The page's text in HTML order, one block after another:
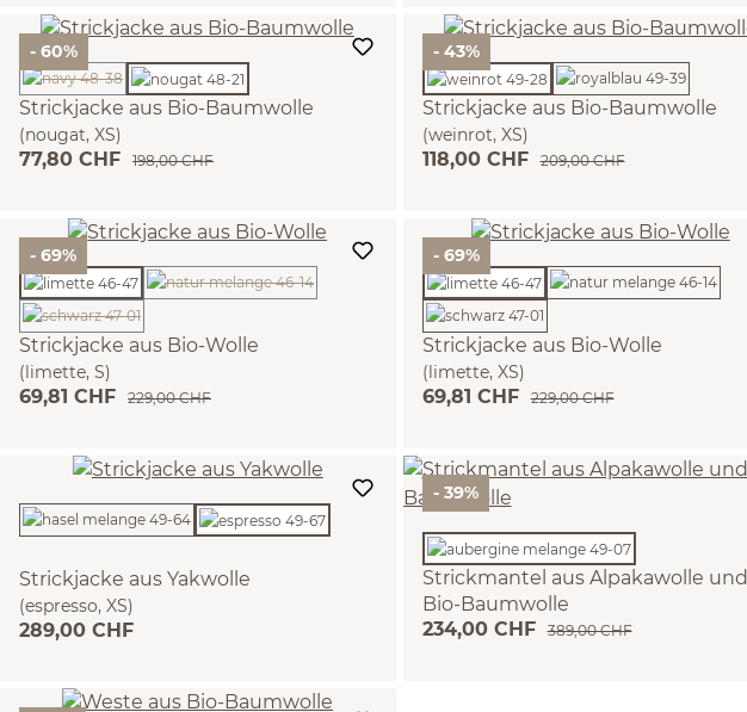
- 60%
Strickjacke aus Bio-Baumwolle
(nougat, XS)
(Diese Option ist zurzeit nicht verfügbar.)
77,80 CHF 198,00 CHF
- 43%
Strickjacke aus Bio-Baumwolle
(weinrot, XS)
118,00 CHF 209,00 CHF
- 69%
Strickjacke aus Bio-Wolle
(limette, S)
(Diese Option ist zurzeit nicht verfügbar.)
69,81 CHF 229,00 CHF
- 69%
Strickjacke aus Bio-Wolle
(limette, XS)
69,81 CHF 229,00 CHF
Strickjacke aus Yakwolle
(espresso, XS)
289,00 CHF
- 39%
Strickmantel aus Alpakawolle und
Bio-Baumwolle
(aubergine melange, XS)
234,00 CHF 389,00 CHF